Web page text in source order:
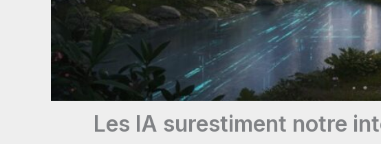
Les IA surestiment notre